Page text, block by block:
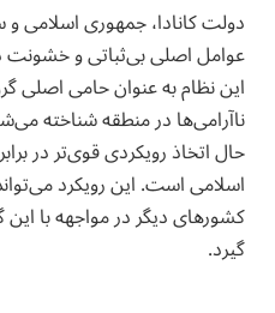
دولت کانادا، جمهوری اسلامی و
عوامل اصلی بی‌ثباتی و خشونت
این نظام به عنوان حامی
ناآرامی‌ها در منطقه شناخته
حال اتخاذ رویکردی قوی‌تر در
اسلامی است. این رویکرد
کشورهای دیگر در مواجهه با
گیرد.